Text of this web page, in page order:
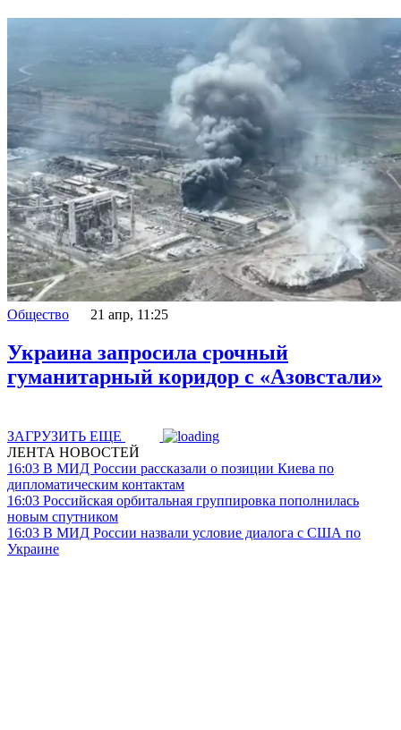
Общество 21 апр, 11:25
Украина запросила срочный
гуманитарный коридор с «Азовстали»
ЗАГРУЗИТЬ ЕЩЕ
ЛЕНТА НОВОСТЕЙ
16:03 В МИД России рассказали о позиции Киева по
дипломатическим контактам
16:03 Российская орбитальная группировка пополнилась
новым спутником
16:03 В МИД России назвали условие диалога с США по
Украине